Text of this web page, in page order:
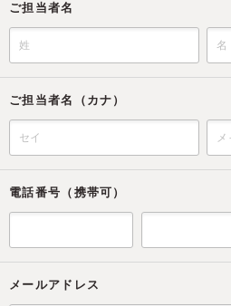
ご担当者名
ご担当者名（カナ）
電話番号（携帯可）
メールアドレス